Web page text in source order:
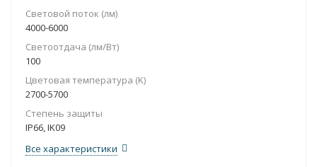
Световой поток (лм)
4000-6000
Светоотдача (лм/Вт)
100
Цветовая температура (K)
2700-5700
Степень защиты
IP66, IK09
Все характеристики